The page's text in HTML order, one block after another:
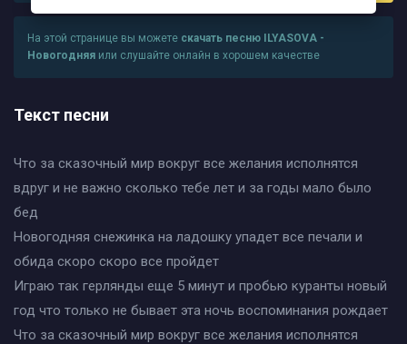
На этой странице вы можете скачать песню ILYASOVA -
Новогодняя или слушайте онлайн в хорошем качестве
Текст песни
Что за сказочный мир вокруг все желания исполнятся
вдруг и не важно сколько тебе лет и за годы мало было
бед
Новогодняя снежинка на ладошку упадет все печали и
обида скоро скоро все пройдет
Играю так герлянды еще 5 минут и пробью куранты новый
год что только не бывает эта ночь воспоминания рождает
Что за сказочный мир вокруг все желания исполнятся